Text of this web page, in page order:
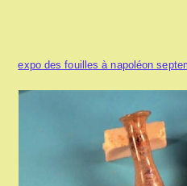
expo des fouilles à napoléon